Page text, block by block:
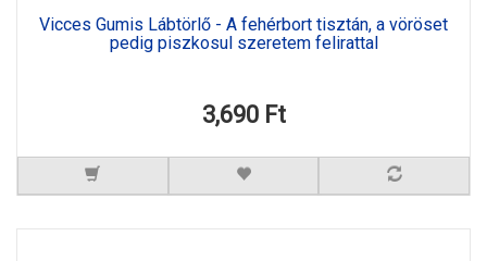
Vicces Gumis Lábtörlő - A fehérbort tisztán, a vöröset
pedig piszkosul szeretem felirattal
3,690 Ft